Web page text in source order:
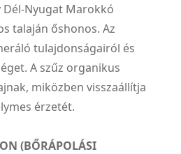
Nyugat Marokkó
talaján őshonos. Az
tulajdonságairól és
A szűz organikus
miközben visszaállítja
érzetét.
(BŐRÁPOLÁSI